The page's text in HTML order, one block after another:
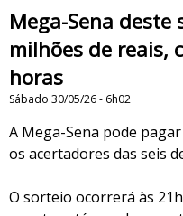
Mega-Sena
milhões de reais,
horas
Sábado 30/05/26 - 6h02
A Mega-Sena pode
os acertadores das seis
O sorteio ocorrerá às